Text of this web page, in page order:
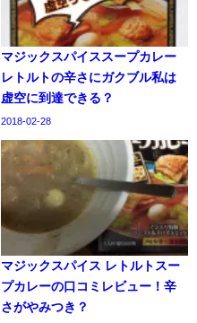
マジックスパイススープカレー
レトルトの辛さにガクブル私は
虚空に到達できる？
2018-02-28
マジックスパイス レトルトスー
プカレーの口コミレビュー！辛
さがやみつき？